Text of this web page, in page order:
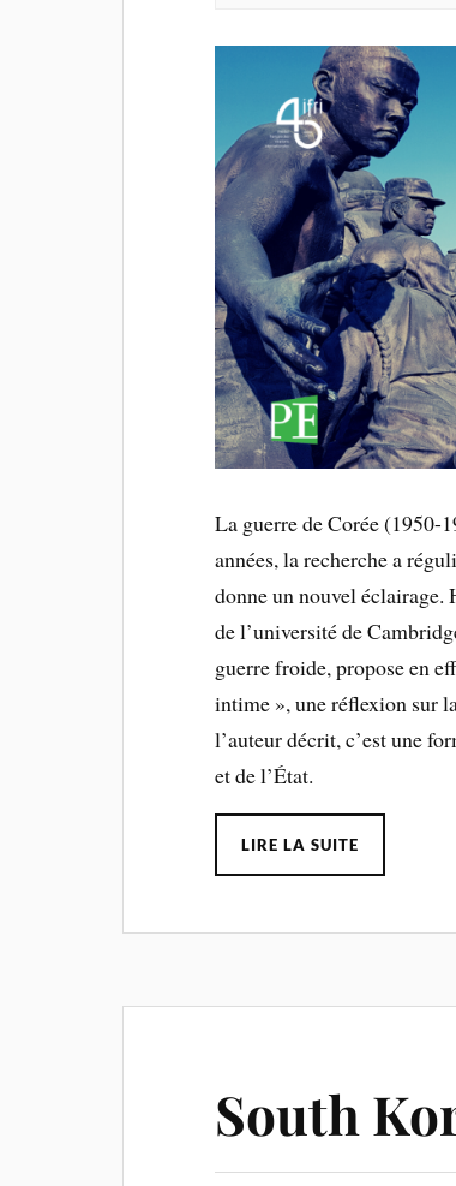
La guerre de Corée (1950-
années, la recherche a
donne un nouvel
de l’université de
guerre froide, propose en
intime », une réflexion sur
l’auteur décrit, c’est une
et de l’État.
LIRE LA SUITE
South